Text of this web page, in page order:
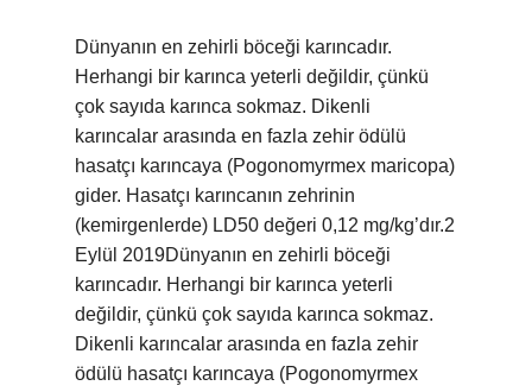
Dünyanın en zehirli böceği karıncadır.
Herhangi bir karınca yeterli değildir, çünkü
çok sayıda karınca sokmaz. Dikenli
karıncalar arasında en fazla zehir ödülü
hasatçı karıncaya (Pogonomyrmex maricopa)
gider. Hasatçı karıncanın zehrinin
(kemirgenlerde) LD50 değeri 0,12 mg/kg’dır.2
Eylül 2019Dünyanın en zehirli böceği
karıncadır. Herhangi bir karınca yeterli
değildir, çünkü çok sayıda karınca sokmaz.
Dikenli karıncalar arasında en fazla zehir
ödülü hasatçı karıncaya (Pogonomyrmex